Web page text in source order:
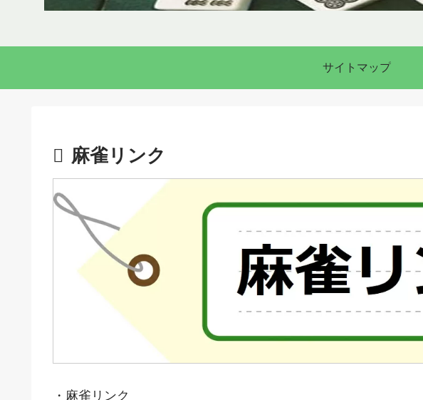
サイトマップ
麻雀リンク
・麻雀リンク